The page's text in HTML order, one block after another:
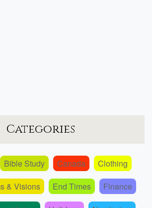
Categories
Bible Study Canada
Clothing
& Visions End Times
Finance